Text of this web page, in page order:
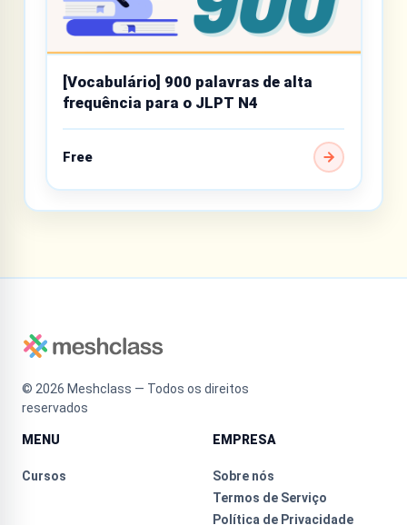
[Vocabulário] 900 palavras de alta
frequência para o JLPT N4
Free
© 2026 Meshclass — Todos os direitos
reservados
MENU
Cursos
EMPRESA
Sobre nós
Termos de Serviço
Política de Privacidade